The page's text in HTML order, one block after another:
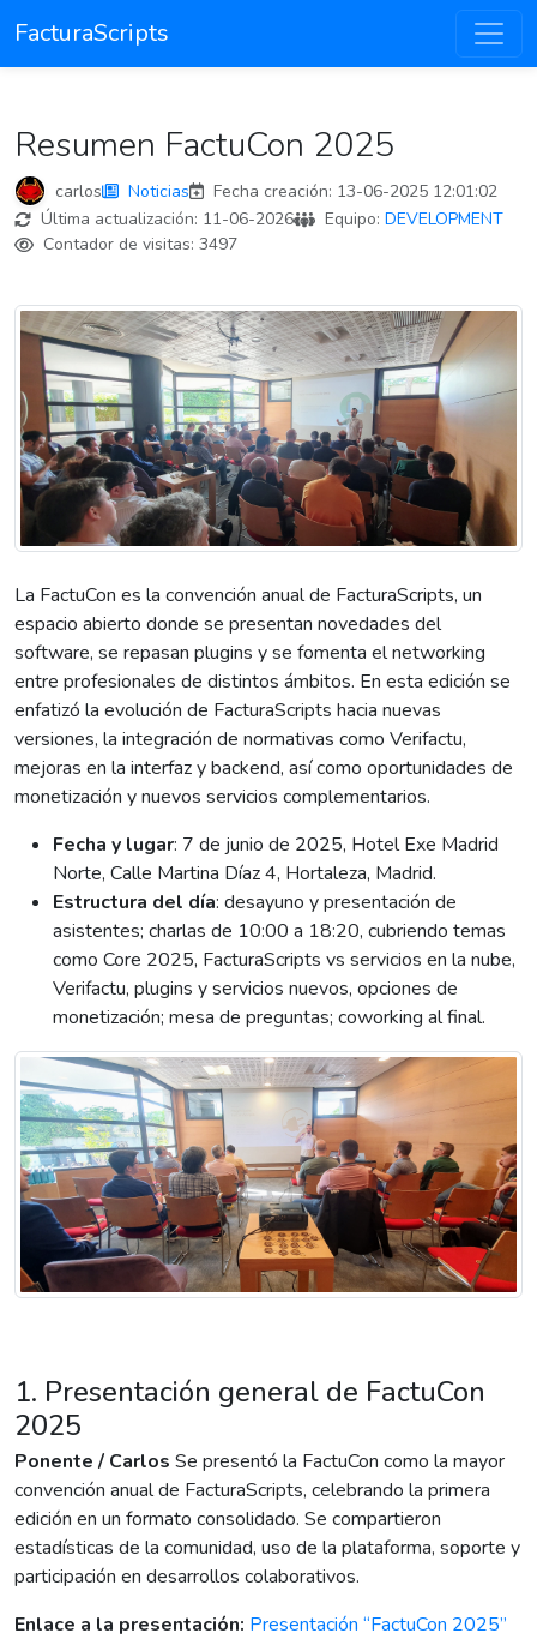
FacturaScripts
Resumen FactuCon 2025
carlos Noticias Fecha creación: 13-06-2025 12:01:02
Última actualización: 11-06-2026 Equipo: DEVELOPMENT
Contador de visitas: 3497
La FactuCon es la convención anual de FacturaScripts, un
espacio abierto donde se presentan novedades del
software, se repasan plugins y se fomenta el networking
entre profesionales de distintos ámbitos. En esta edición se
enfatizó la evolución de FacturaScripts hacia nuevas
versiones, la integración de normativas como Verifactu,
mejoras en la interfaz y backend, así como oportunidades de
monetización y nuevos servicios complementarios.
Fecha y lugar: 7 de junio de 2025, Hotel Exe Madrid
Norte, Calle Martina Díaz 4, Hortaleza, Madrid.
Estructura del día: desayuno y presentación de
asistentes; charlas de 10:00 a 18:20, cubriendo temas
como Core 2025, FacturaScripts vs servicios en la nube,
Verifactu, plugins y servicios nuevos, opciones de
monetización; mesa de preguntas; coworking al final.
1. Presentación general de FactuCon
2025
Ponente / Carlos Se presentó la FactuCon como la mayor
convención anual de FacturaScripts, celebrando la primera
edición en un formato consolidado. Se compartieron
estadísticas de la comunidad, uso de la plataforma, soporte y
participación en desarrollos colaborativos.
Enlace a la presentación: Presentación “FactuCon 2025”